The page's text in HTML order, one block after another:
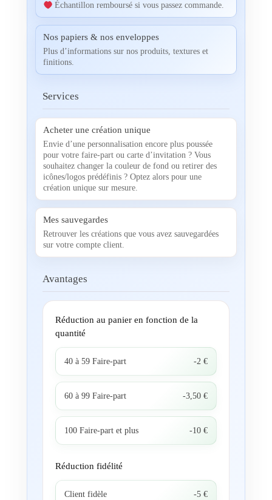
Échantillon remboursé si vous passez commande.
Nos papiers & nos enveloppes
Plus d’informations sur nos produits, textures et
finitions.
Services
Acheter une création unique
Envie d’une personnalisation encore plus poussée
pour votre faire-part ou carte d’invitation ? Vous
souhaitez changer la couleur de fond ou retirer des
icônes/logos prédéfinis ? Optez alors pour une
création unique sur mesure.
Mes sauvegardes
Retrouver les créations que vous avez sauvegardées
sur votre compte client.
Avantages
Réduction au panier en fonction de la
quantité
40 à 59 Faire-part -2 €
60 à 99 Faire-part -3,50 €
100 Faire-part et plus -10 €
Réduction fidélité
Client fidèle -5 €